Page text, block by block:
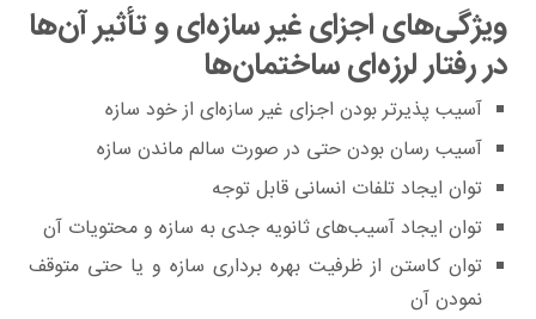
ویژگی‌های اجزای غیر سازه‌ای و تأثیر آن‌ها
در رفتار لرزه‌ای ساختمان‌ها
آسیب‌ پذیرتر بودن اجزای غیر سازه‌ای از خود سازه
آسیب ‌رسان بودن حتی در صورت سالم ماندن سازه
توان ایجاد تلفات انسانی قابل ‌توجه
توان ایجاد آسیب‌های ثانویه جدی به سازه و محتویات آن
توان کاستن از ظرفیت بهره‌ برداری سازه و یا حتی متوقف
نمودن آن